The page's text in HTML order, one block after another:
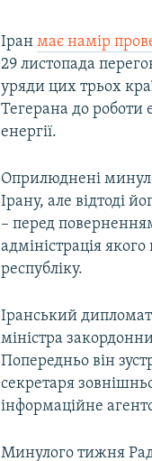
Іранмає намір
29 листопада
уряди цих трьох
Тегерана до роботи
енергії.
Оприлюднені
Ірану, але відтоді
– перед
адміністрація
республіку.
Іранський
міністра
Попередньо він
секретаря
інформаційне
Минулого тижня